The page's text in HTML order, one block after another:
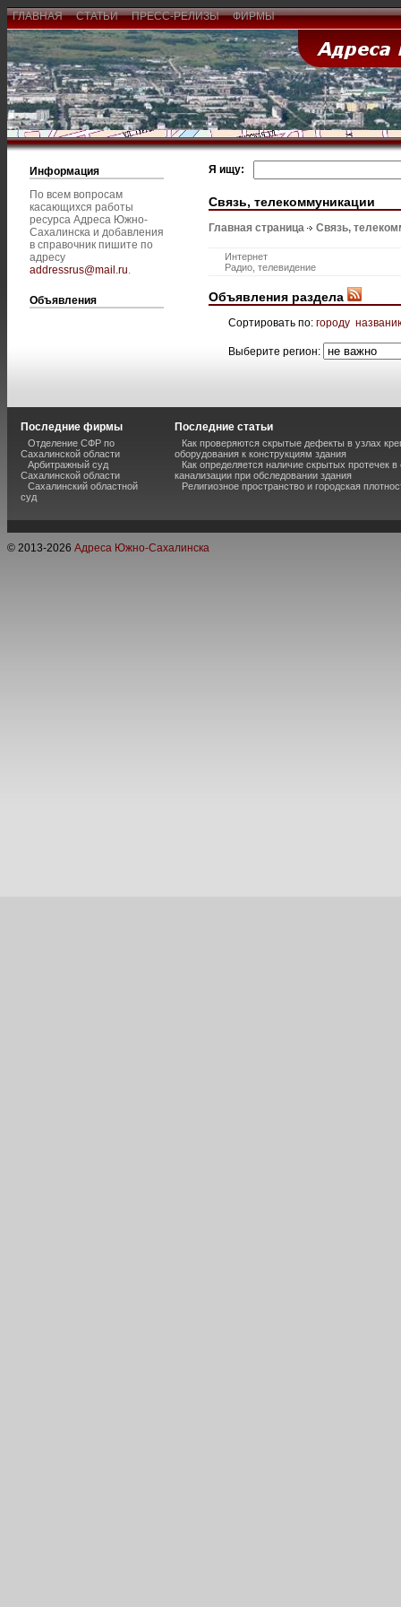
ГЛАВНАЯ СТАТЬИ ПРЕСС-РЕЛИЗЫ ФИРМЫ
Информация
По всем вопросам
касающихся работы
ресурса Адреса Южно-
Сахалинска и добавления
в справочник пишите по
адресу
addressrus@mail.ru.
Объявления
Я ищу:
Связь, телекоммуникации
Главная страница Связь,
Интернет
Радио, телевидение
Объявления раздела
Сортировать по: городу
Выберите регион:
Последние фирмы
Отделение СФР по
Сахалинской области
Арбитражный суд
Сахалинской области
Сахалинский областной
суд
Последние статьи
Как проверяются скрытые дефекты в узлах
оборудования к конструкциям здания
Как определяется наличие скрытых протечек
канализации при обследовании здания
Религиозное пространство и городская
© 2013-2026 Адреса Южно-Сахалинска